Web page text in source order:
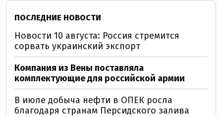
ПОСЛЕДНИЕ НОВОСТИ
Новости 10 августа: Россия стремится
сорвать украинский экспорт
Компания из Вены поставляла
комплектующие для российской армии
В июле добыча нефти в ОПЕК росла
благодаря странам Персидского залива